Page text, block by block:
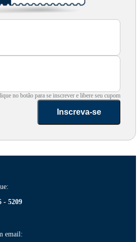
no botão para se inscrever e libere seu cupom
Inscreva-se
- 5209
email: